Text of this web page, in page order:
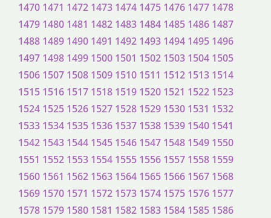
1470 1471 1472 1473 1474 1475 1476 1477 1478
1479 1480 1481 1482 1483 1484 1485 1486 1487
1488 1489 1490 1491 1492 1493 1494 1495 1496
1497 1498 1499 1500 1501 1502 1503 1504 1505
1506 1507 1508 1509 1510 1511 1512 1513 1514
1515 1516 1517 1518 1519 1520 1521 1522 1523
1524 1525 1526 1527 1528 1529 1530 1531 1532
1533 1534 1535 1536 1537 1538 1539 1540 1541
1542 1543 1544 1545 1546 1547 1548 1549 1550
1551 1552 1553 1554 1555 1556 1557 1558 1559
1560 1561 1562 1563 1564 1565 1566 1567 1568
1569 1570 1571 1572 1573 1574 1575 1576 1577
1578 1579 1580 1581 1582 1583 1584 1585 1586